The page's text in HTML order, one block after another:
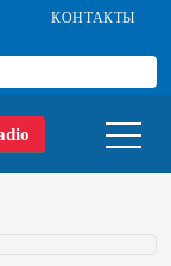
КОНТАКТЫ